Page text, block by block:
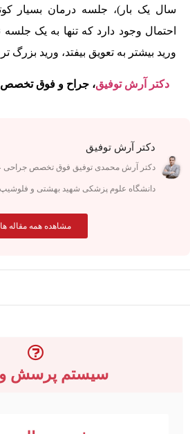
سال یک بار)، جلسه درمان بسیار
احتمال وجود دارد که تنها به یک
ورید بیشتر به تعویق بیفتد، ورید بزرگ
دکتر آرش توفیق، جراح و فوق
دکتر آرش توفیق
دکتر آرش محمدی توفیق فوق تخصص جراحی
دانشگاه علوم پزشکی شهید بهشتی و
مشاهده همه مقاله ها
سیستم پرسش و